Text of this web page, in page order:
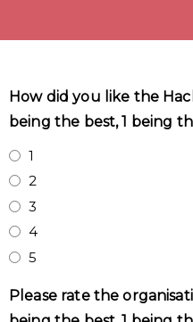
How did you like the
being the best, 1 being
1
2
3
4
5
Please rate the